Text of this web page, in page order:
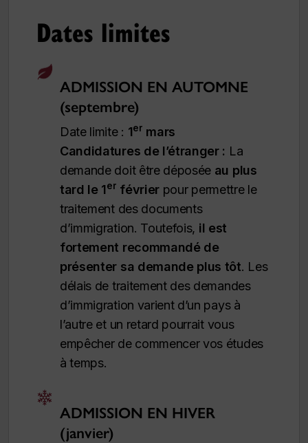
Dates limites
ADMISSION EN AUTOMNE
(septembre)
Date limite : 1er mars
Candidatures de l’étranger : La
demande doit être déposée au plus
tard le 1er février pour permettre le
traitement des documents
d’immigration. Toutefois, il est
fortement recommandé de
présenter sa demande plus tôt. Les
délais de traitement des demandes
d’immigration varient d’un pays à
l’autre et un retard pourrait vous
empêcher de commencer vos études
à temps.
ADMISSION EN HIVER
(janvier)